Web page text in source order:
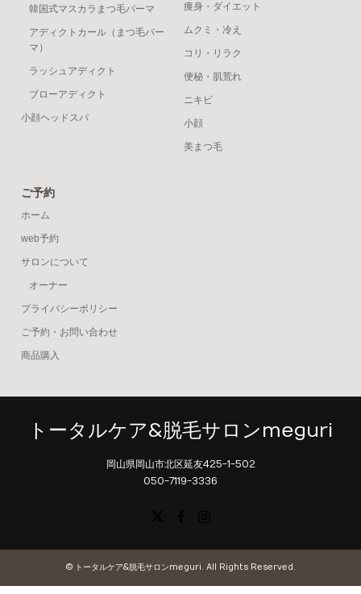
韓国式マスカラまつ毛パーマ
アディクトカール（まつ毛パー
マ）
ラッシュアディクト
ブローアディクト
小顔ヘッドスパ
痩身・ダイエット
ムクミ・冷え
コリ・リラク
便秘・肌荒れ
ニキビ
小顔
美まつ毛
ご予約
ホーム
web予約
サロンについて
オーナー
プライバシーポリシー
ご予約・お問い合わせ
商品購入
トータルケア&脱毛サロンmeguri
岡山県岡山市北区延友425-1-502
050-7119-3336
© トータルケア&脱毛サロンmeguri. All Rights Reserved.